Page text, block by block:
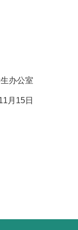
办公室
月15日